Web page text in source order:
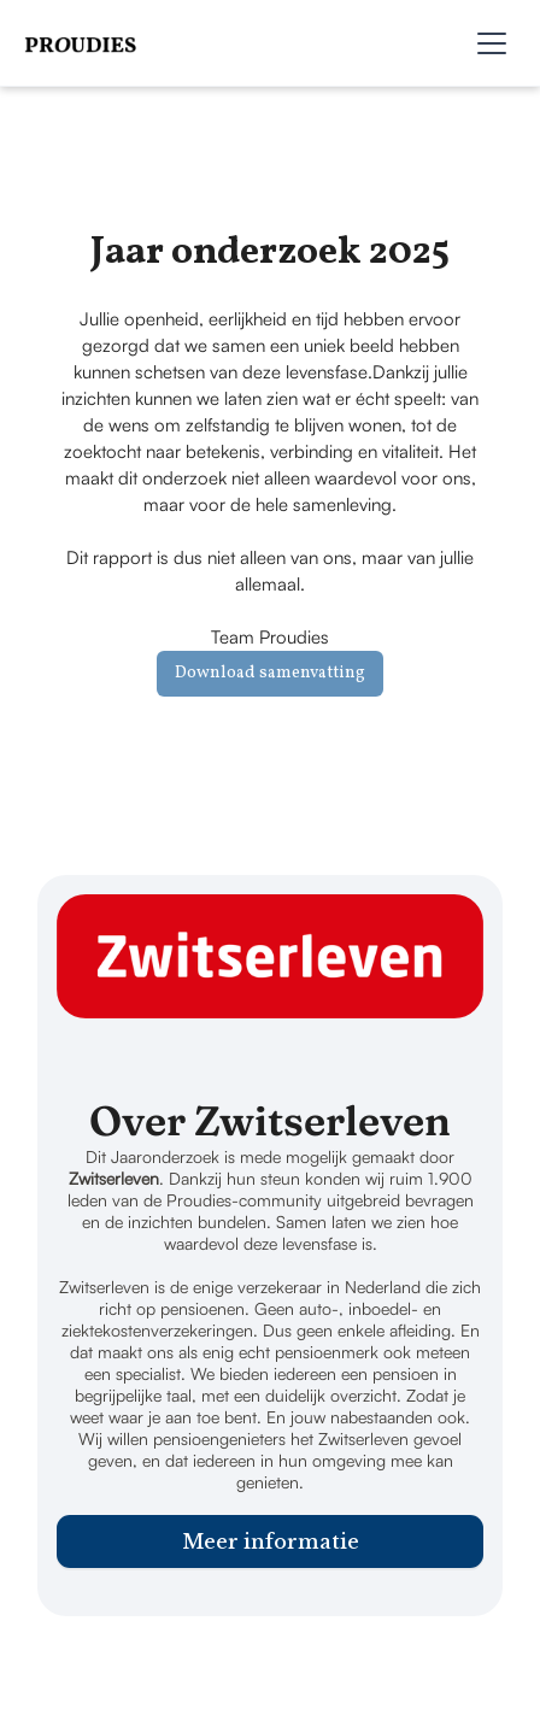
Jaar onderzoek 2025
Jullie openheid, eerlijkheid en tijd hebben ervoor
gezorgd dat we samen een uniek beeld hebben
kunnen schetsen van deze levensfase.Dankzij jullie
inzichten kunnen we laten zien wat er écht speelt: van
de wens om zelfstandig te blijven wonen, tot de
zoektocht naar betekenis, verbinding en vitaliteit. Het
maakt dit onderzoek niet alleen waardevol voor ons,
maar voor de hele samenleving.
Dit rapport is dus niet alleen van ons, maar van jullie
allemaal.
Team Proudies
Download samenvatting
Over Zwitserleven
Dit Jaaronderzoek is mede mogelijk gemaakt door
Zwitserleven. Dankzij hun steun konden wij ruim 1.900
leden van de Proudies-community uitgebreid bevragen
en de inzichten bundelen. Samen laten we zien hoe
waardevol deze levensfase is.
Zwitserleven is de enige verzekeraar in Nederland die zich
richt op pensioenen. Geen auto-, inboedel- en
ziektekostenverzekeringen. Dus geen enkele afleiding. En
dat maakt ons als enig echt pensioenmerk ook meteen
een specialist. We bieden iedereen een pensioen in
begrijpelijke taal, met een duidelijk overzicht. Zodat je
weet waar je aan toe bent. En jouw nabestaanden ook.
Wij willen pensioengenieters het Zwitserleven gevoel
geven, en dat iedereen in hun omgeving mee kan
genieten.
Meer informatie